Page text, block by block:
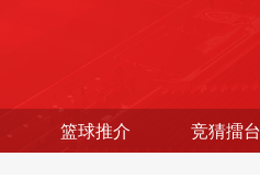
篮球推介 竞猜擂台